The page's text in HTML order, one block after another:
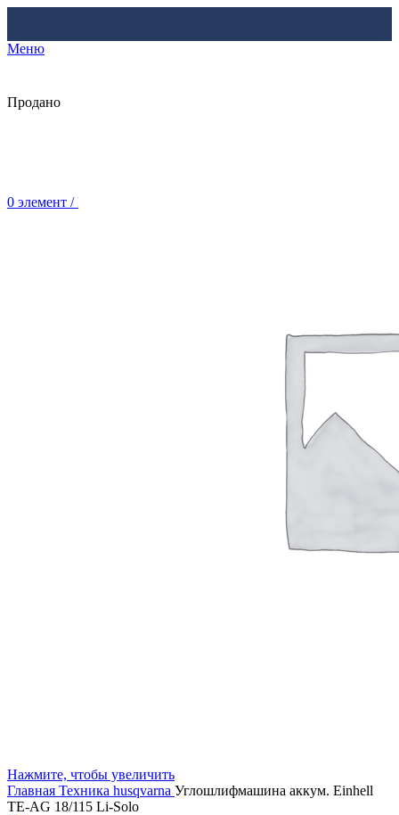
Меню
0 элемент / Br
Продано
Нажмите, чтобы увеличить
Главная Техника husqvarna Углошлифмашина аккум. Einhell
TE-AG 18/115 Li-Solo